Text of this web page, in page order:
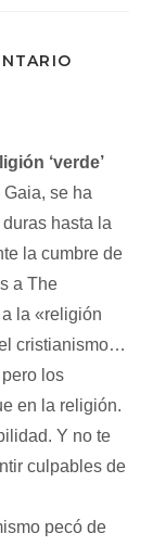
‘verde’
se ha
hasta la
la cumbre de
a The
la «religión
cristianismo…
los
en la religión.
Y no te
culpables de
pecó de